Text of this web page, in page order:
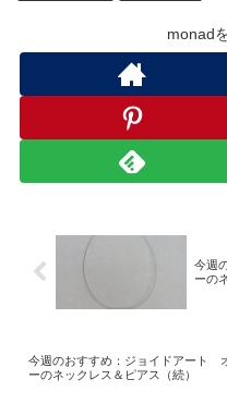
monad
今週
ーの
今週のおすすめ：ジョイドアート
ーのネックレス＆ピアス（続）